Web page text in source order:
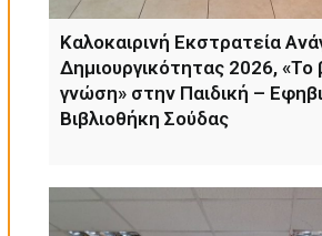
Καλοκαιρινή Εκστρατεία
Δημιουργικότητας 2026, «Το
γνώση» στην Παιδική –
Βιβλιοθήκη Σούδας